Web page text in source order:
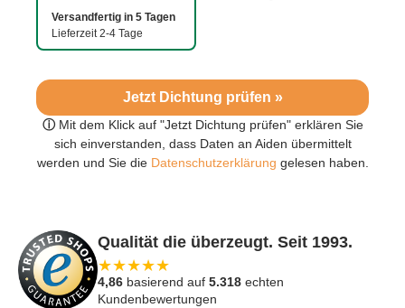
Jetzt Dichtung prüfen »
ⓘ Mit dem Klick auf "Jetzt Dichtung prüfen" erklären Sie
sich einverstanden, dass Daten an Aiden übermittelt
werden und Sie dieDatenschutzerklärung gelesen haben.
Versandfertig in 5 Tagen
Lieferzeit 2-4 Tage
Qualität die überzeugt. Seit 1993.
★★★★★
4,86 basierend auf 5.318 echten
Kundenbewertungen